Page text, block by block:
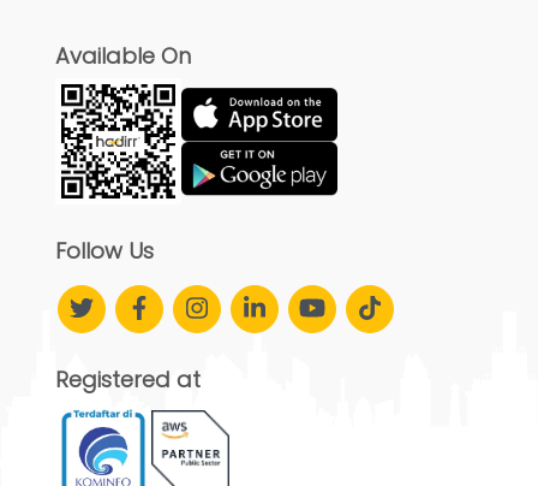
Available On
Follow Us
Registered at